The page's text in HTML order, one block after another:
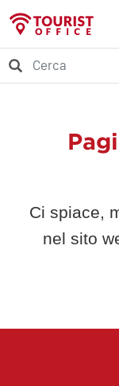
Ci spiace,
nel sito